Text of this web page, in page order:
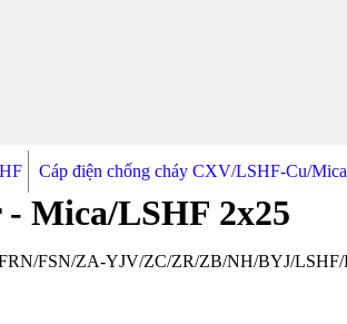
Cáp điện chống cháy CXV/LSHF-Cu/
Mica/LSHF 2x25
FSN/ZA-YJV/ZC/ZR/ZB/NH/BYJ/